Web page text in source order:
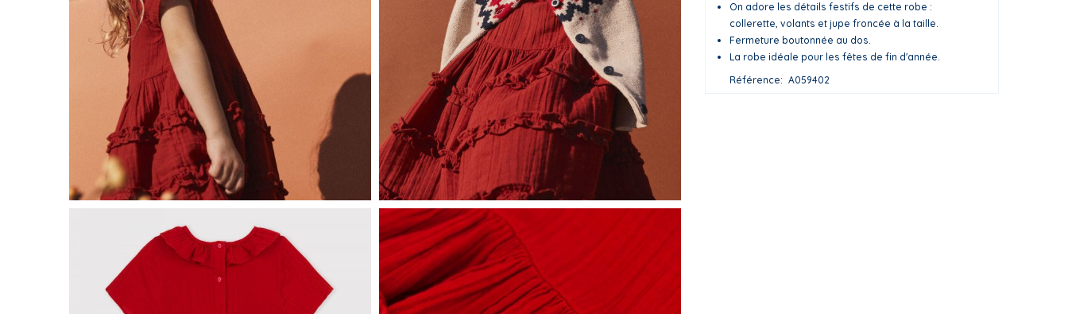
On adore les détails festifs de cette robe :
collerette, volants et jupe froncée à la taille.
Fermeture boutonnée au dos.
La robe idéale pour les fêtes de fin d'année.
Référence
A059402